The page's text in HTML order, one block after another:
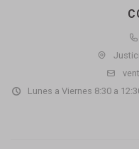
Lunes a Viernes 8:30 a